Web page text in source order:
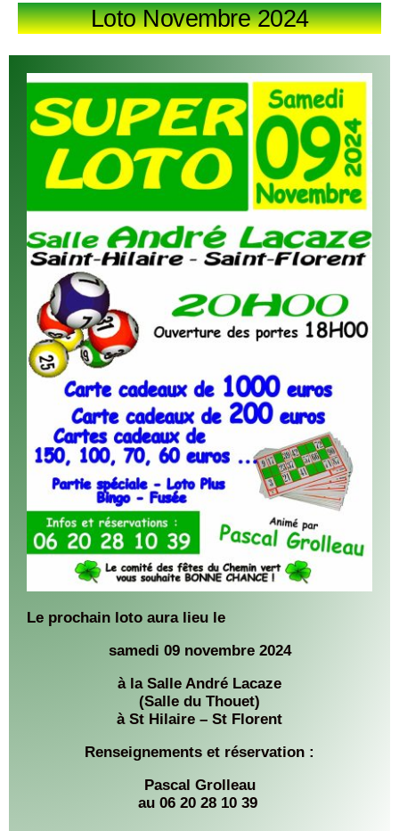
Loto Novembre 2024
Le prochain loto aura lieu le
samedi 09 novembre 2024
à la Salle André Lacaze
(Salle du Thouet)
à St Hilaire – St Florent
Renseignements et réservation :
Pascal Grolleau
au 06 20 28 10 39